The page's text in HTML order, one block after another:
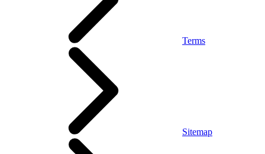
Terms
Sitemap